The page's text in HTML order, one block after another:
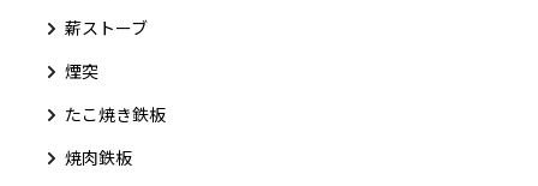
薪ストーブ
煙突
たこ焼き鉄板
焼肉鉄板